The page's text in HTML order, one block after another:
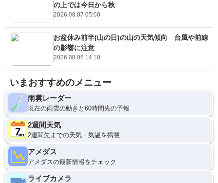
の上では今日から秋
2026.08.07 05:00
お盆休み前半(山の日)の山の天気傾向 台風や前線
の影響に注意
2026.08.06 14:10
いまおすすめのメニュー
雨雲レーダー
現在の雨雲の動きと60時間先の予報
2週間天気
2週間先までの天気・気温を掲載
アメダス
アメダスの最新情報をチェック
ライブカメラ